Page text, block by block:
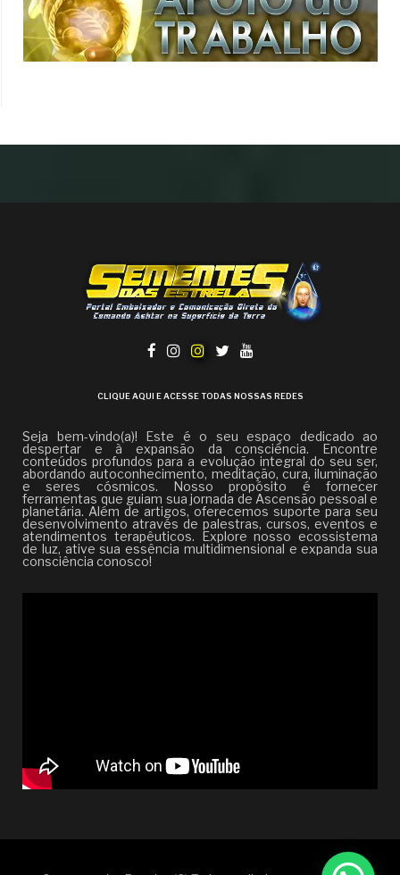
CLIQUE AQUI E ACESSE TODAS NOSSAS REDES
Seja bem-vindo(a)! Este é o seu espaço dedicado ao
despertar e à expansão da consciência. Encontre
conteúdos profundos para a evolução integral do seu ser,
abordando autoconhecimento, meditação, cura, iluminação
e seres cósmicos. Nosso propósito é fornecer
ferramentas que guiam sua jornada de Ascensão pessoal e
planetária. Além de artigos, oferecemos suporte para seu
desenvolvimento através de palestras, cursos, eventos e
atendimentos terapêuticos. Explore nosso ecossistema
de luz, ative sua essência multidimensional e expanda sua
consciência conosco!